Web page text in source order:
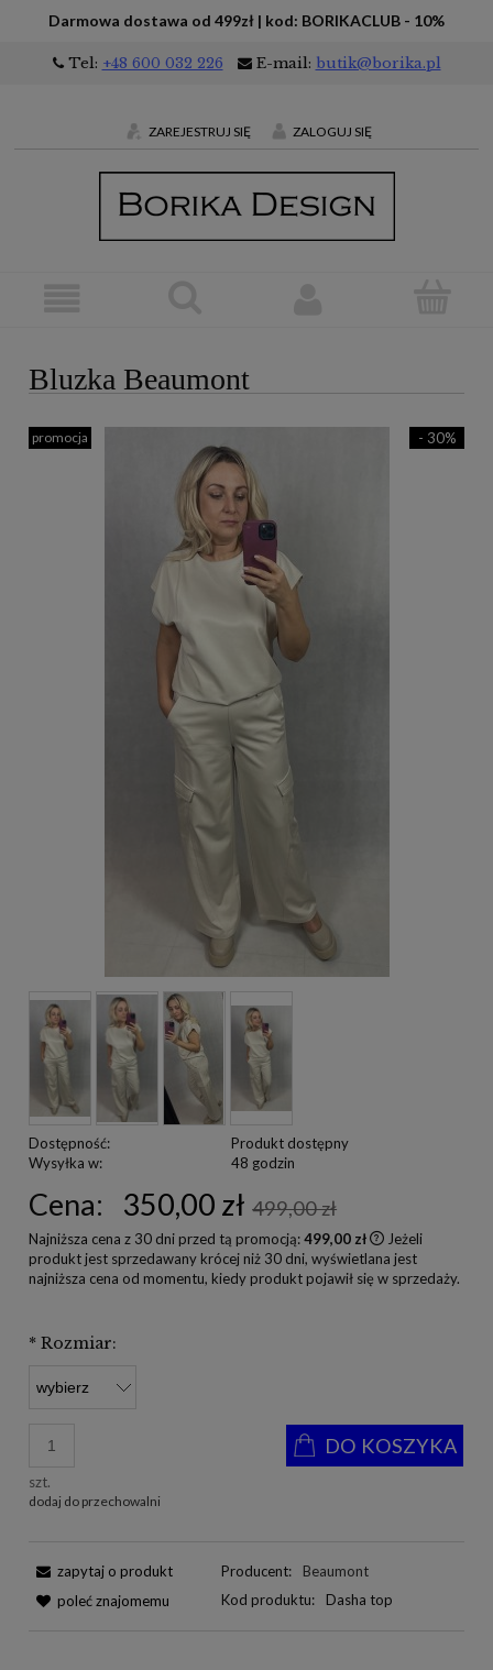
Darmowa dostawa od 499zł | kod: BORIKACLUB - 10%
Tel: +48 600 032 226 E-mail: butik@borika.pl
ZAREJESTRUJ SIĘ ZALOGUJ SIĘ
Bluzka Beaumont
promocja - 30%
Dostępność:
Produkt dostępny
Wysyłka w:
48 godzin
Cena: 350,00 zł 499,00 zł
Najniższa cena z 30 dni przed tą promocją:499,00 zł
Jeżeli
produkt jest sprzedawany krócej niż 30 dni, wyświetlana jest
najniższa cena od momentu, kiedy produkt pojawił się w sprzedaży.
* Rozmiar:
szt.
DO KOSZYKA
dodaj do przechowalni
Producent:
Beaumont
Kod produktu:
Dasha top
zapytaj o produkt
poleć znajomemu